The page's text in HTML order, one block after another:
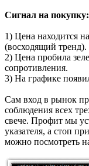
Сигнал на покупку:
1) Цена находится
(восходящий тренд).
2) Цена пробила
сопротивления.
3) На графике
Сам вход в рынок
соблюдения всех
свече. Профит мы
указателя, а стоп
можно посмотреть